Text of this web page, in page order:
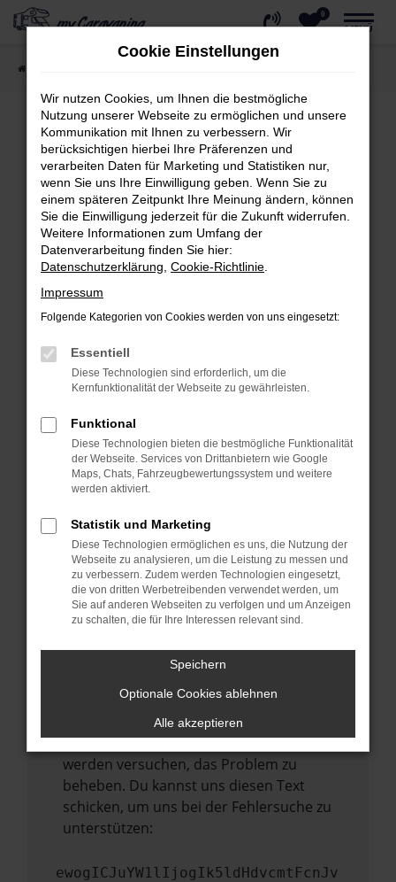
Zum
springen
0
MENÜ
Fehler: Network Error
Beim Laden ist ein Fehler aufgetreten.
Hier sind ein paar Tipps, die dir helfen können:
Überprüfe deine Firewall und deine
Internetverbindung.
Laden andere Webseiten, zum Beispiel
deine Suchmaschine?
Manche Erweiterungen, wie Werbeblocker,
können das Laden bestimmter Seiten
anderen Browser oder in einem privaten
Fenster?
Starte dein Gerät neu.
Das kann manchmal helfen,
vorübergehende Probleme zu beheben.
Stelle sicher, dass dein Browser und dein
Betriebssystem auf dem neuesten Stand
sind.
Veraltete Software birgt nicht nur ein
Sicherheitsrisiko, sondern kann auch dazu
führen, dass bestimmte Funktionen nicht
mehr unterstützt werden.
Wende dich an den Webseitenbetreiber.
Wenn du alle oben genannten Schritte
versucht hast, kontaktiere uns bitte. Wir
werden versuchen, das Problem zu
beheben. Du kannst uns diesen Text
schicken, um uns bei der Fehlersuche zu
unterstützen:
ewogICJuYW1lIjogIk5ldHdvcmtFcnJv
Cookie Einstellungen
Wir nutzen Cookies, um Ihnen die bestmögliche
Nutzung unserer Webseite zu ermöglichen und unsere
Kommunikation mit Ihnen zu verbessern. Wir
berücksichtigen hierbei Ihre Präferenzen und
verarbeiten Daten für Marketing und Statistiken nur,
wenn Sie uns Ihre Einwilligung geben. Wenn Sie zu
einem späteren Zeitpunkt Ihre Meinung ändern, können
Sie die Einwilligung jederzeit für die Zukunft widerrufen.
Weitere Informationen zum Umfang der
Datenverarbeitung finden Sie hier:
Datenschutzerklärung Cookie-Richtlinie
Impressum
Folgende Kategorien von Cookies werden von uns eingesetzt:
Essentiell
Diese Technologien sind erforderlich, um die
Kernfunktionalität der Webseite zu gewährleisten.
Funktional
Diese Technologien bieten die bestmögliche Funktionalität
der Webseite. Services von Drittanbietern wie Google
Maps, Chats, Fahrzeugbewertungssystem und weitere
werden aktiviert.
Statistik und Marketing
Diese Technologien ermöglichen es uns, die Nutzung der
Webseite zu analysieren, um die Leistung zu messen und
zu verbessern. Zudem werden Technologien eingesetzt,
die von dritten Werbetreibenden verwendet werden, um
Sie auf anderen Webseiten zu verfolgen und um Anzeigen
zu schalten, die für Ihre Interessen relevant sind.
Speichern
Optionale Cookies ablehnen
Alle akzeptieren